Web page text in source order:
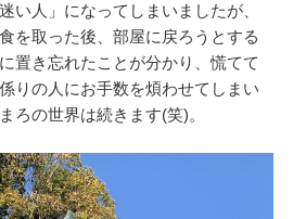
い人」になってしまいましたが、
を取った後、部屋に戻ろうとする
置き忘れたことが分かり、慌てて
りの人にお手数を煩わせてしまい
ろの世界は続きます(笑)。